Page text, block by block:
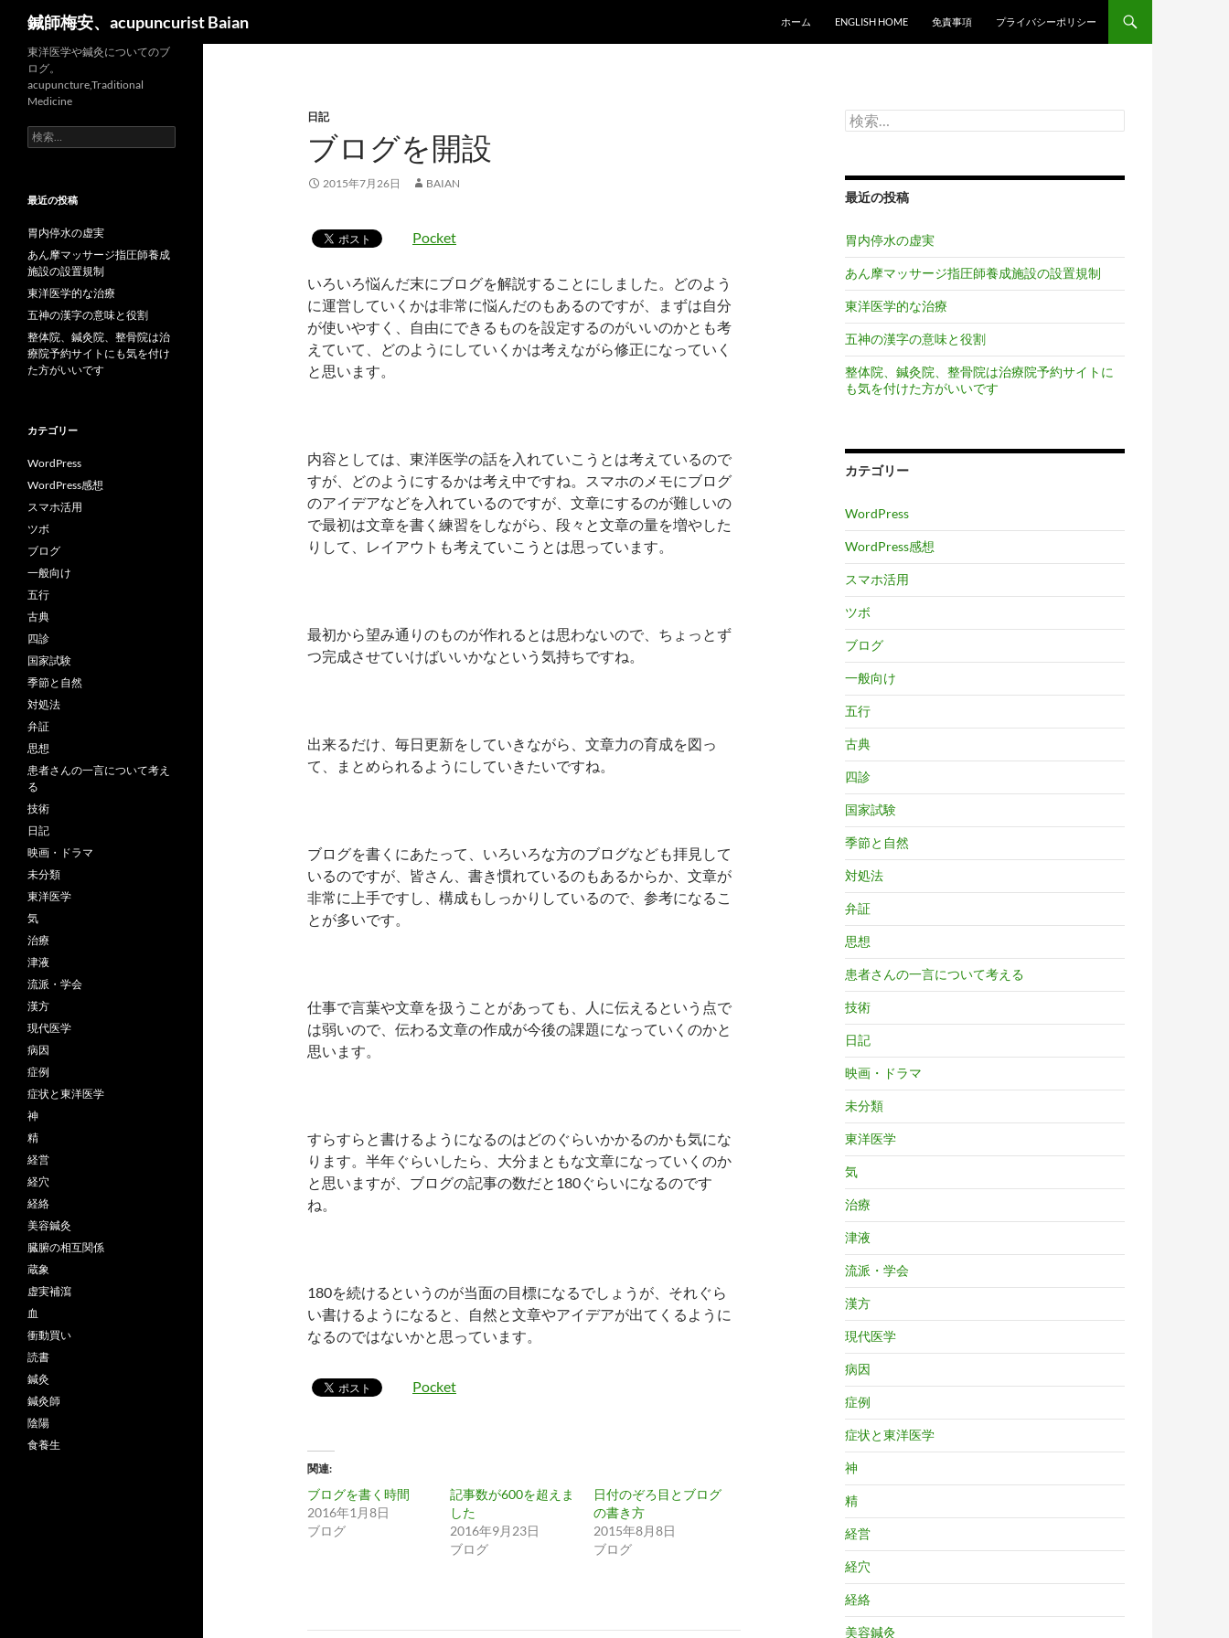
鍼師梅安、acupuncurist Baian
ホーム
ENGLISH HOME 免責事項 プライバシーポリシー
日記
ブログを開設
2015年7月26日 BAIAN
Pocket
いろいろ悩んだ末にブログを解説することにしました。どのよう
に運営していくかは非常に悩んだのもあるのですが、まずは自分
が使いやすく、自由にできるものを設定するのがいいのかとも考
えていて、どのようにしていくかは考えながら修正になっていく
と思います。
内容としては、東洋医学の話を入れていこうとは考えているので
すが、どのようにするかは考え中ですね。スマホのメモにブログ
のアイデアなどを入れているのですが、文章にするのが難しいの
で最初は文章を書く練習をしながら、段々と文章の量を増やした
りして、レイアウトも考えていこうとは思っています。
最初から望み通りのものが作れるとは思わないので、ちょっとず
つ完成させていけばいいかなという気持ちですね。
出来るだけ、毎日更新をしていきながら、文章力の育成を図っ
て、まとめられるようにしていきたいですね。
ブログを書くにあたって、いろいろな方のブログなども拝見して
いるのですが、皆さん、書き慣れているのもあるからか、文章が
非常に上手ですし、構成もしっかりしているので、参考になるこ
とが多いです。
仕事で言葉や文章を扱うことがあっても、人に伝えるという点で
は弱いので、伝わる文章の作成が今後の課題になっていくのかと
思います。
すらすらと書けるようになるのはどのぐらいかかるのかも気にな
ります。半年ぐらいしたら、大分まともな文章になっていくのか
と思いますが、ブログの記事の数だと180ぐらいになるのです
ね。
180を続けるというのが当面の目標になるでしょうが、それぐら
い書けるようになると、自然と文章やアイデアが出てくるように
なるのではないかと思っています。
Pocket
関連
ブログを書く時間
2016年1月8日
ブログ
記事数が600を超えま
した
2016年9月23日
ブログ
日付のぞろ目とブログ
の書き方
2015年8月8日
ブログ
検
索:
最近の投稿
胃内停水の虚実
あん摩マッサージ指圧師養成施設の設置規制
東洋医学的な治療
五神の漢字の意味と役割
整体院、鍼灸院、整骨院は治療院予約サイトに
も気を付けた方がいいです
カテゴリー
WordPress
WordPress感想
スマホ活用
ツボ
ブログ
一般向け
五行
古典
四診
国家試験
季節と自然
対処法
弁証
思想
患者さんの一言について考える
技術
日記
映画・ドラマ
未分類
東洋医学
気
治療
津液
流派・学会
漢方
現代医学
病因
症例
症状と東洋医学
神
精
経営
経穴
経絡
美容鍼灸
東洋医学や鍼灸についてのブ
ログ。
acupuncture,Traditional
Medicine
検
索:
最近の投稿
胃内停水の虚実
あん摩マッサージ指圧師養成
施設の設置規制
東洋医学的な治療
五神の漢字の意味と役割
整体院、鍼灸院、整骨院は治
療院予約サイトにも気を付け
た方がいいです
カテゴリー
WordPress
WordPress感想
スマホ活用
ツボ
ブログ
一般向け
五行
古典
四診
国家試験
季節と自然
対処法
弁証
思想
患者さんの一言について考え
る
技術
日記
映画・ドラマ
未分類
東洋医学
気
治療
津液
流派・学会
漢方
現代医学
病因
症例
症状と東洋医学
神
精
経営
経穴
経絡
美容鍼灸
臓腑の相互関係
蔵象
虚実補瀉
血
衝動買い
読書
鍼灸
鍼灸師
陰陽
食養生